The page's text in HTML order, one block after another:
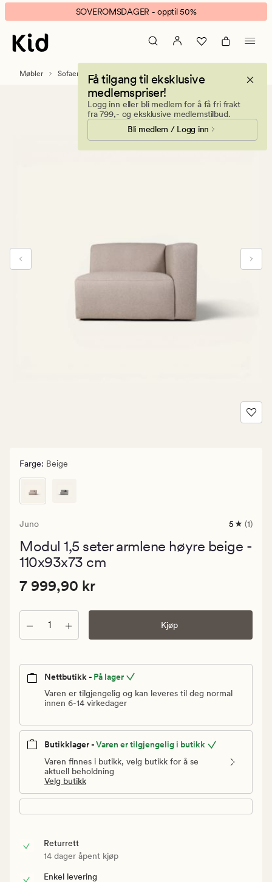
Juno
modul
seter
høyre
banner.
Klikk
ESCAPE
SOVEROMSDAGER - opptil 50%
Få tilgang til eksklusive
medlemspriser!
Logg inn eller bli medlem for å få fri frakt
fra 799,- og eksklusive medlemstilbud.
Bli medlem / Logg inn
Møbler Sofaer Modulsofaer
Farge: Beige
Juno
1
med
en
5 (1)
Modul 1,5 seter armlene høyre beige -
110x93x73 cm
Pris
999,90
kr.
Vanlig
7
999,90
Pris 7 999,90 kr
7 999,90 kr
Antall Kjøp
Nettbutikk - På lager
Varen er tilgjengelig og kan leveres til deg normal
innen 6-14 virkedager
Butikklager -Varen er tilgjengelig i butikk
Varen finnes i butikk, velg butikk for å se
aktuell beholdning
Velg butikk
Returrett
14 dager åpent kjøp
Enkel levering